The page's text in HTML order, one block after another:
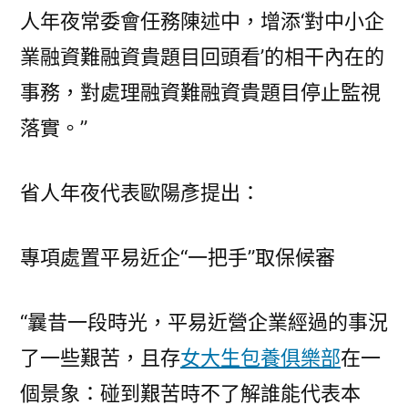
人年夜常委會任務陳述中，增添‘對中小企
業融資難融資貴題目回頭看’的相干內在的
事務，對處理融資難融資貴題目停止監視
落實。”
省人年夜代表歐陽彥提出：
專項處置平易近企“一把手”取保候審
“曩昔一段時光，平易近營企業經過的事況
了一些艱苦，且存女大生包養俱樂部在一
個景象：碰到艱苦時不了解誰能代表本